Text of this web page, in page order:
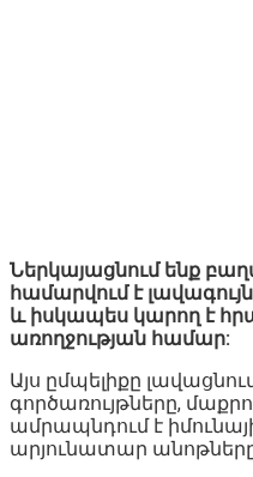
Ներկայացնում ենք
համարվում է
և իսկապես կարող է
առողջության համար:
Այս ըմպելիքը
գործառույթները,
ամրապնդում է
արյունատար